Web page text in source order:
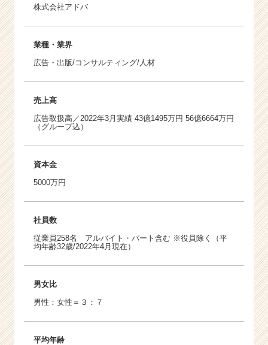
株式会社アドバ
業種・業界
広告・出版/コンサルティング/人材
売上高
広告取扱高／2022年3月実績 43億1495万円 56億6664万円
（グループ込）
資本金
5000万円
社員数
従業員258名 アルバイト・パート含む ※役員除く（平
均年齢32歳/2022年4月現在）
男女比
男性：女性＝３：７
平均年齢